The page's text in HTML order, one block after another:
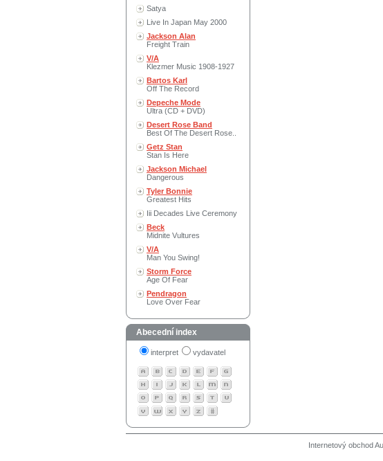
Satya
Live In Japan May 2000
Jackson Alan
Freight Train
V/A
Klezmer Music 1908-1927
Bartos Karl
Off The Record
Depeche Mode
Ultra (CD + DVD)
Desert Rose Band
Best Of The Desert Rose..
Getz Stan
Stan Is Here
Jackson Michael
Dangerous
Tyler Bonnie
Greatest Hits
Iii Decades Live Ceremony
Beck
Midnite Vultures
V/A
Man You Swing!
Storm Force
Age Of Fear
Pendragon
Love Over Fear
Abecední index
interpret vydavatel
Internetový obchod